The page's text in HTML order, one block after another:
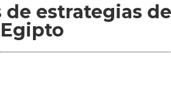
estrategias de